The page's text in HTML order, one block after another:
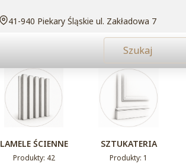
Adres:
41-940 Piekary Śląskie ul. Zakładowa 7
LAMELE ŚCIENNE
Produkty: 42
SZTUKATERIA
Produkty: 1